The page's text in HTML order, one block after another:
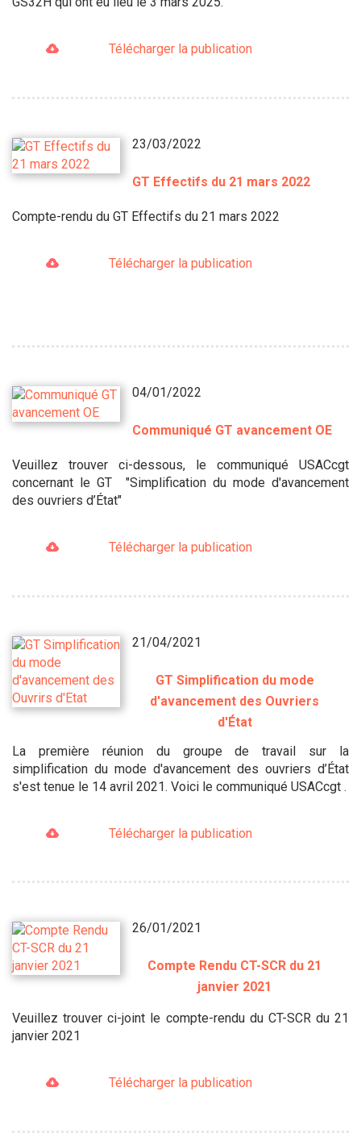
Télécharger la publication
23/03/2022
GT Effectifs du 21 mars 2022
Compte-rendu du GT Effectifs du 21 mars 2022
Télécharger la publication
04/01/2022
Communiqué GT avancement OE
Veuillez trouver ci-dessous, le communiqué USACcgt
concernant le GT "Simplification du mode d'avancement
des ouvriers d’État"
Télécharger la publication
21/04/2021
GT Simplification du mode
d'avancement des Ouvriers
d'État
La première réunion du groupe de travail sur la
simplification du mode d'avancement des ouvriers d’État
s'est tenue le 14 avril 2021. Voici le communiqué USACcgt .
Télécharger la publication
26/01/2021
Compte Rendu CT-SCR du 21
janvier 2021
Veuillez trouver ci-joint le compte-rendu du CT-SCR du 21
janvier 2021
Télécharger la publication